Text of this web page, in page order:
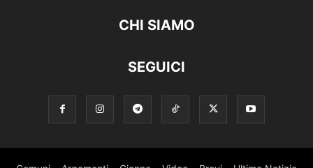
CHI SIAMO
SEGUICI